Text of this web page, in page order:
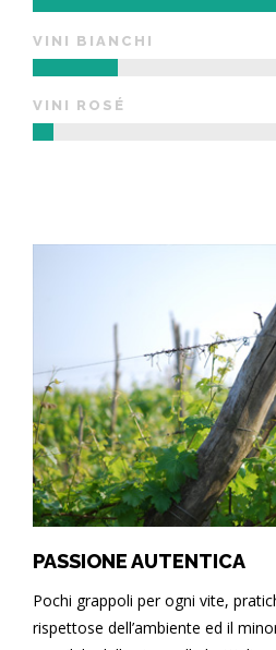
VINI BIANCHI
VINI ROSÉ
PASSIONE AUTENTICA
Pochi grappoli per ogni vite,
rispettose dell’ambiente ed il